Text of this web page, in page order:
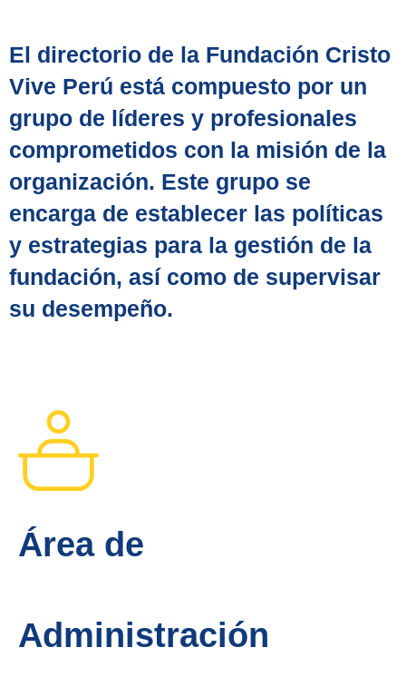
El directorio de la Fundación Cristo
Vive Perú está compuesto por un
grupo de líderes y profesionales
comprometidos con la misión de la
organización. Este grupo se
encarga de establecer las políticas
y estrategias para la gestión de la
fundación, así como de supervisar
su desempeño.
Área de
Administración